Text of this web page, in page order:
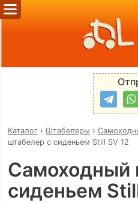
Каталог› Штабелеры ›
штабелер с сиденьем Still SV 12
Самоходный
сиденьем